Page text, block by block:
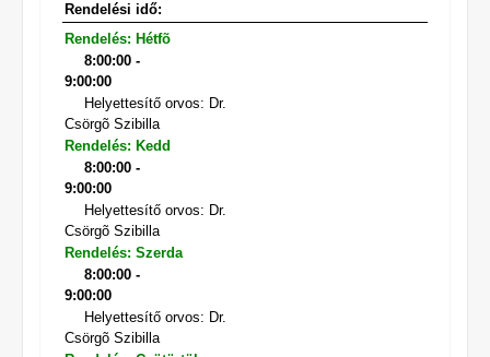
Rendelési idő:
Rendelés: Hétfõ
8:00:00 -
9:00:00
Helyettesítő orvos: Dr.
Csörgõ Szibilla
Rendelés: Kedd
8:00:00 -
9:00:00
Helyettesítő orvos: Dr.
Csörgõ Szibilla
Rendelés: Szerda
8:00:00 -
9:00:00
Helyettesítő orvos: Dr.
Csörgõ Szibilla